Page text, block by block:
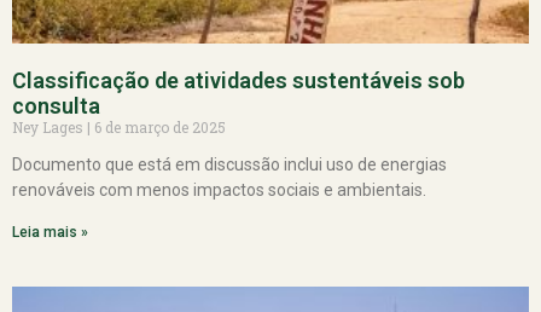
Classificação de atividades sustentáveis sob
consulta
Ney Lages
6 de março de 2025
Documento que está em discussão inclui uso de energias
renováveis com menos impactos sociais e ambientais.
Leia mais »